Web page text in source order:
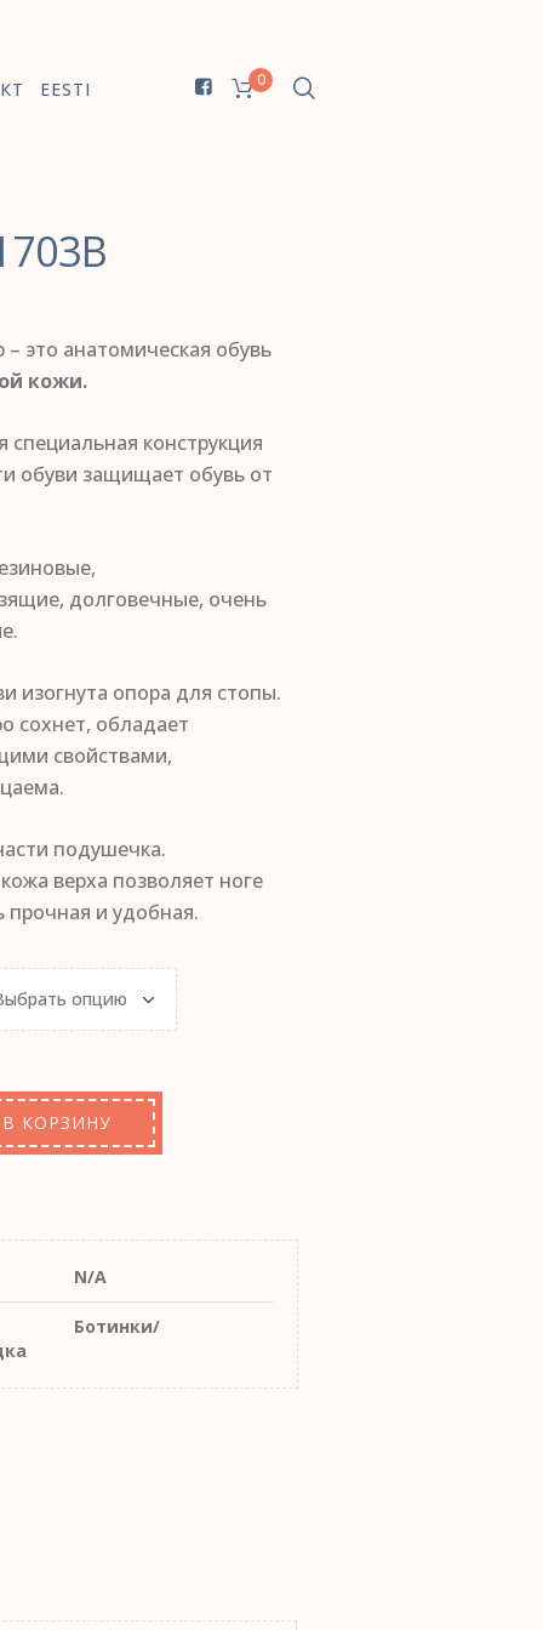
0
EESTI
– это анатомическая обувь
кожи.
специальная конструкция
обуви защищает обувь от
долговечные, очень
изогнута опора для стопы.
сохнет, обладает
свойствами,
подушечка.
верха позволяет ноге
и удобная.
В КОРЗИНУ
N/A
Ботинки/